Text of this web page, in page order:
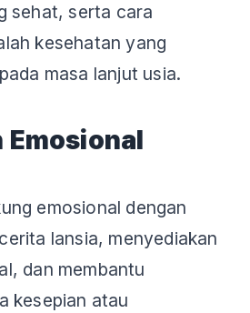
sehat, serta cara
kesehatan yang
masa lanjut usia.
Emosional
emosional dengan
lansia, menyediakan
dan membantu
kesepian atau